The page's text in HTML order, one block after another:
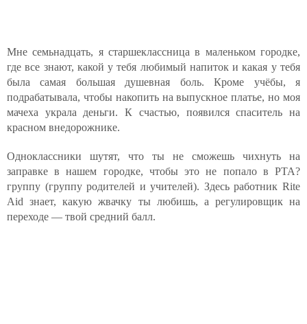
Мне семьнадцать, я старшеклассница в маленьком городке,
где все знают, какой у тебя любимый напиток и какая у тебя
была самая большая душевная боль. Кроме учёбы, я
подрабатывала, чтобы накопить на выпускное платье, но моя
мачеха украла деньги. К счастью, появился спаситель на
красном внедорожнике.
Одноклассники шутят, что ты не сможешь чихнуть на
заправке в нашем городке, чтобы это не попало в PTA?
группу (группу родителей и учителей). Здесь работник Rite
Aid знает, какую жвачку ты любишь, а регулировщик на
переходе — твой средний балл.